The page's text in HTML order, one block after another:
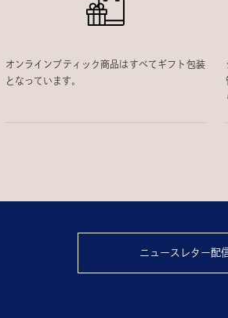
オンラインブティック商品はすべてギフト包装
となっています。
ニュースレター配